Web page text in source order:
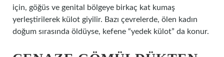
için, göğüs ve genital bölgeye birkaç kat kumaş
yerleştirilerek külot giyilir. Bazı çevrelerde, ölen kadın
doğum sırasında öldüyse, kefene “yedek külot” da konur.